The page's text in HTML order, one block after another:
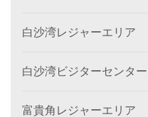
白沙湾レジャーエリア
白沙湾ビジターセンター
富貴角レジャーエリア